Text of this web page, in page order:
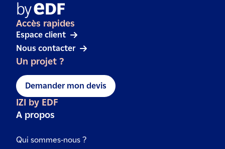
Accès rapides
Espace client
Nous contacter
Un projet ?
Demander mon devis
IZI by EDF
A propos
Qui sommes-nous ?